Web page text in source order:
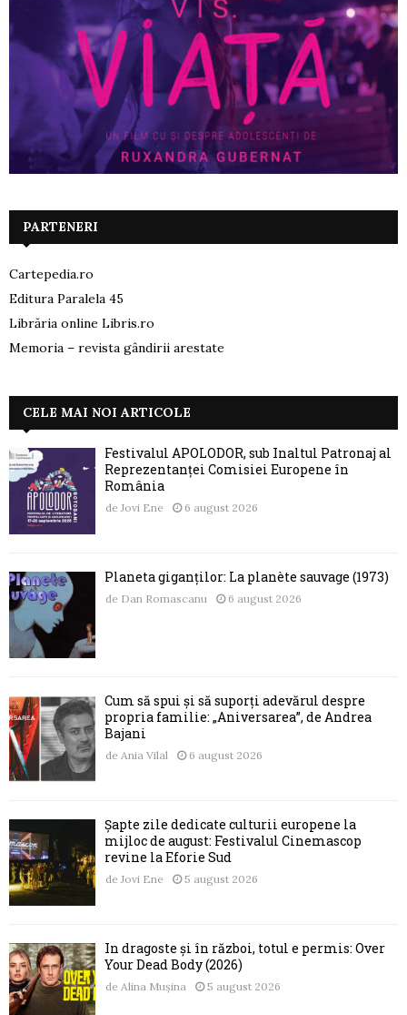
PARTENERI
Cartepedia.ro
Editura Paralela 45
Librăria online Libris.ro
Memoria – revista gândirii arestate
CELE MAI NOI ARTICOLE
Festivalul APOLODOR, sub Înaltul Patronaj al
Reprezentanței Comisiei Europene în
România
de Jovi Ene 6 august 2026
Planeta giganților: La planète sauvage (1973)
de Dan Romascanu 6 august 2026
Cum să spui și să suporți adevărul despre
propria familie: „Aniversarea”, de Andrea
Bajani
de Ania Vilal 6 august 2026
Șapte zile dedicate culturii europene la
mijloc de august: Festivalul Cinemascop
revine la Eforie Sud
de Jovi Ene 5 august 2026
În dragoste și în război, totul e permis: Over
Your Dead Body (2026)
de Alina Mușina 5 august 2026